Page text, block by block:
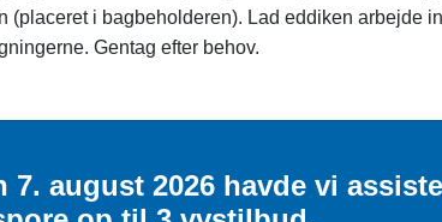
(placeret i bagbeholderen). Lad eddiken arbejde
Gentag efter behov.
7. august 2026 havde vi